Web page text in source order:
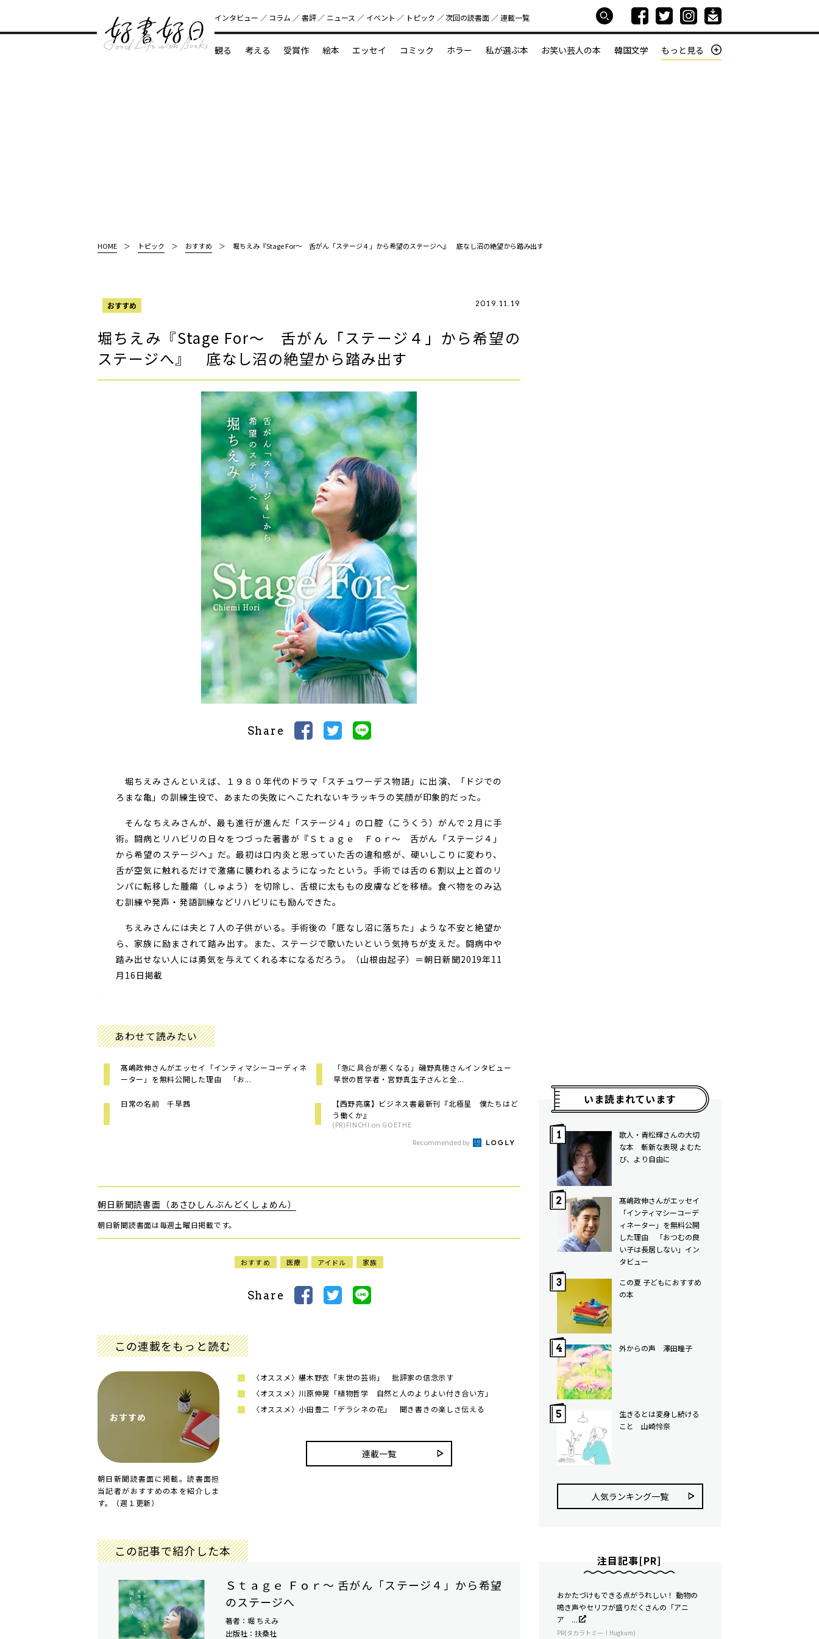
好書好日
インタビュー コラム 書評 ニュース イベント トピック 次回の読書⾯ 連載一覧
観る 考える 受賞作 絵本 エッセイ コミック ホラー 私が選ぶ本 お笑い芸人の本 韓国文学 もっと見る
HOME トピック おすすめ 堀ちえみ『Stage For～ 舌がん「ステージ４」から希望のステージへ』 底なし沼の絶望から踏み出す
おすすめ 2019.11.19
堀ちえみ『Stage For～ 舌がん「ステージ４」から希望の
ステージへ』 底なし沼の絶望から踏み出す
Share
堀ちえみさんといえば、１９８０年代のドラマ「スチュワーデス物語」に出演、「ドジでの
ろまな亀」の訓練生役で、あまたの失敗にへこたれないキラッキラの笑顔が印象的だった。
そんなちえみさんが、最も進行が進んだ「ステージ４」の口腔（こうくう）がんで２月に手
術。闘病とリハビリの日々をつづった著書が『Ｓｔａｇｅ Ｆｏｒ～ 舌がん「ステージ４」
から希望のステージへ』だ。最初は口内炎と思っていた舌の違和感が、硬いしこりに変わり、
舌が空気に触れるだけで激痛に襲われるようになったという。手術では舌の６割以上と首のリ
ンパに転移した腫瘍（しゅよう）を切除し、舌根に太ももの皮膚などを移植。食べ物をのみ込
む訓練や発声・発語訓練などリハビリにも励んできた。
ちえみさんには夫と７人の子供がいる。手術後の「底なし沼に落ちた」ような不安と絶望か
ら、家族に励まされて踏み出す。また、ステージで歌いたいという気持ちが支えだ。闘病中や
踏み出せない人には勇気を与えてくれる本になるだろう。（山根由起子）＝朝日新聞2019年11
月16日掲載
あわせて読みたい
髙嶋政伸さんがエッセイ「インティマシーコーディネ
ーター」を無料公開した理由 「お...
「急に具合が悪くなる」磯野真穂さんインタビュー
早世の哲学者・宮野真生子さんと全...
日常の名前 千早茜
【西野亮廣】ビジネス書最新刊『北極星 僕たちはど
う働くか』
(PR)FINCHI on GOETHE
Recommended by
朝日新聞読書面（あさひしんぶんどくしょめん）
朝日新聞読書面は毎週土曜日掲載です。
おすすめ 医療 アイドル 家族
Share
この連載をもっと読む
おすすめ
朝日新聞読書面に掲載。読書面担
当記者がおすすめの本を紹介しま
す。（週１更新）
〈オススメ〉椹木野衣「末世の芸術」 批評家の信念示す
〈オススメ〉川原伸晃「植物哲学 自然と人のよりよい付き合い方」
〈オススメ〉小田豊二「デラシネの花」 聞き書きの楽しさ伝える
連載一覧
この記事で紹介した本
Ｓｔａｇｅ Ｆｏｒ〜 舌がん「ステージ４」から希望
のステージへ
著者：堀 ちえみ
出版社：扶桑社
いま読まれています
歌人・青松輝さんの大切
な本 斬新な表現 よむた
び、より自由に
髙嶋政伸さんがエッセイ
「インティマシーコーデ
ィネーター」を無料公開
した理由 「おつむの良
い子は長居しない」イン
タビュー
この夏 子どもにおすすめ
の本
外からの声 澤田瞳子
生きるとは変身し続ける
こと 山崎怜奈
人気ランキング⼀覧
注目記事[PR]
おかたづけもできる点がうれしい！ 動物の
鳴き声やセリフが盛りだくさんの「アニ
ア ...
PR(タカラトミー｜Hugkum)